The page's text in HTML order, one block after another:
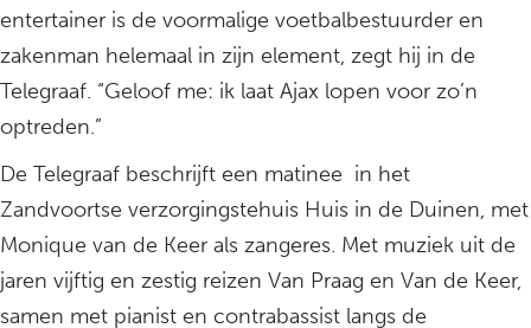
entertainer is de voormalige voetbalbestuurder en
zakenman helemaal in zijn element, zegt hij in de
Telegraaf. “Geloof me: ik laat Ajax lopen voor zo’n
optreden.”
De Telegraaf beschrijft een matinee in het
Zandvoortse verzorgingstehuis Huis in de Duinen, met
Monique van de Keer als zangeres. Met muziek uit de
jaren vijftig en zestig reizen Van Praag en Van de Keer,
samen met pianist en contrabassist langs de